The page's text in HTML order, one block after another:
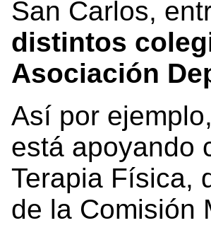
San Carlos,
distintos
Asociación
Así por
está apoyando
Terapia Física,
de la Comisión